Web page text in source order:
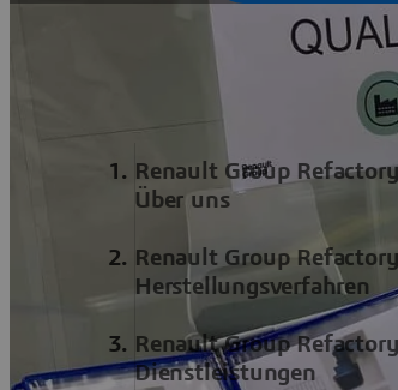
Renault Group
Über uns
Renault Group
Herstellungsverfahren
Renault Group
Dienstleistungen